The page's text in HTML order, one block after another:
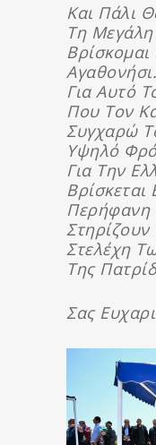
Και Πάλι
Τη
Για Αυτό
Που Τον
Συγχαρώ
Υψηλό
Για Την
Περήφανη
Στηρίζουν
Στελέχη
Της
Σας